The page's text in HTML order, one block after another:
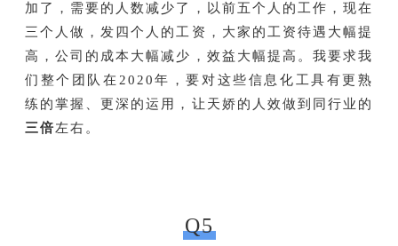
加了，需要的人数减少了，以前五个人的工作，现在
三个人做，发四个人的工资，大家的工资待遇大幅提
高，公司的成本大幅减少，效益大幅提高。我要求我
们整个团队在2020年，要对这些信息化工具有更熟
练的掌握、更深的运用，让天娇的人效做到同行业的
三倍左右。
Q5